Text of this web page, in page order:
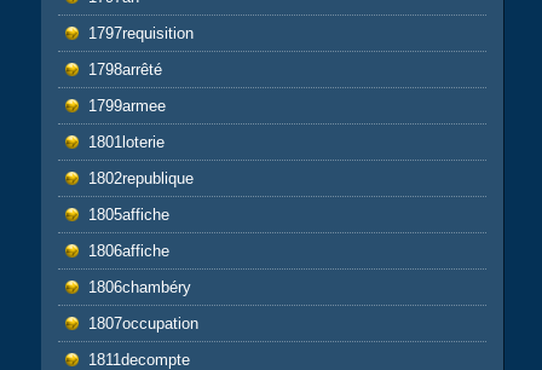
1797requisition
1798arrêté
1799armee
1801loterie
1802republique
1805affiche
1806affiche
1806chambéry
1807occupation
1811decompte